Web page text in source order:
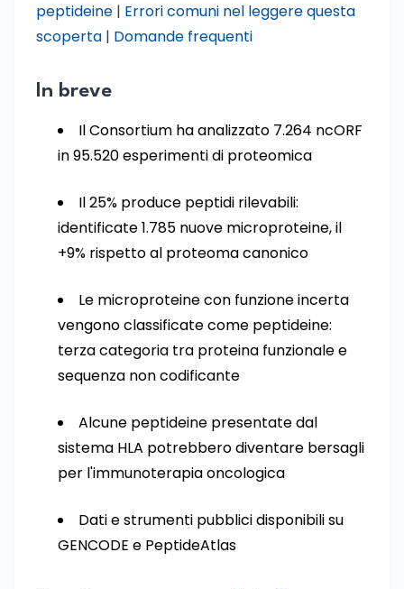
peptideine | Errori comuni nel leggere questa
scoperta | Domande frequenti
In breve
Il Consortium ha analizzato 7.264 ncORF
in 95.520 esperimenti di proteomica
Il 25% produce peptidi rilevabili:
identificate 1.785 nuove microproteine, il
+9% rispetto al proteoma canonico
Le microproteine con funzione incerta
vengono classificate come peptideine:
terza categoria tra proteina funzionale e
sequenza non codificante
Alcune peptideine presentate dal
sistema HLA potrebbero diventare bersagli
per l'immunoterapia oncologica
Dati e strumenti pubblici disponibili su
GENCODE e PeptideAtlas